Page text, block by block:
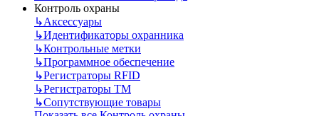
Контроль охраны
↳Аксессуары
↳Идентификаторы охранника
↳Контрольные метки
↳Программное обеспечение
↳Регистраторы RFID
↳Регистраторы ТМ
↳Сопутствующие товары